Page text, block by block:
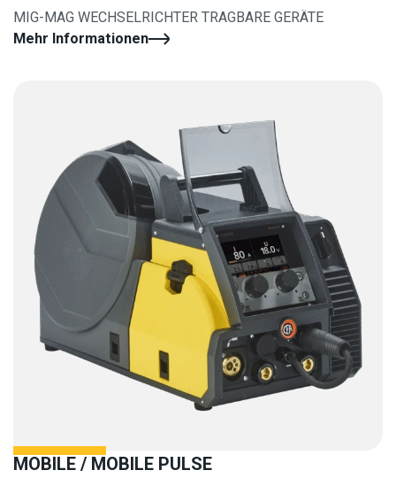
MIG-MAG WECHSELRICHTER TRAGBARE GERÄTE
Mehr Informationen
MOBILE / MOBILE PULSE